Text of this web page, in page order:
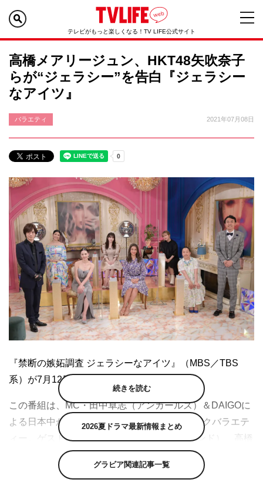
テレビがもっと楽しくなる！TV LIFE公式サイト
高橋メアリージュン、HKT48矢吹奈子
らが“ジェラシー”を告白『ジェラシー
なアイツ』
バラエティ 2021年07月08日
『禁断の嫉妬調査 ジェラシーなアイツ』（MBS／TBS
系）が7月12日（月）後9・30から放送される。
この番組は、MC・田中卓志（アンガールズ）＆DAIGOに
よる日本中から集めた“ジェラシー”を語るトークバラエテ
ィー。ゲストには、アンミカ、サーヤ（ラランド）、高橋
メアリージュン、土屋アンナ、矢吹奈子（HKT48）が登
場し、進行をいとうあさこ、ナレーションを平川大輔が務
続きを読む
2026夏ドラマ最新情報まとめ
グラビア関連記事一覧